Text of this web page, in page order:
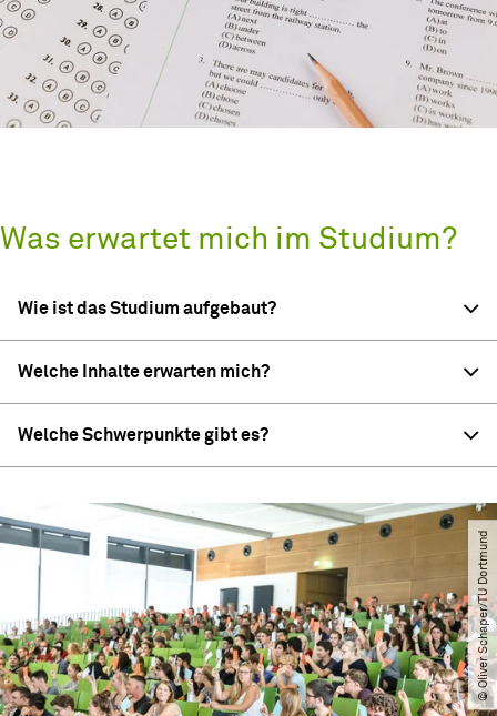
Was erwartet mich im Studium?
Wie ist das Studium aufgebaut?
Welche Inhalte erwarten mich?
Welche Schwerpunkte gibt es?
© Oliver Schaper​/​TU Dortmund